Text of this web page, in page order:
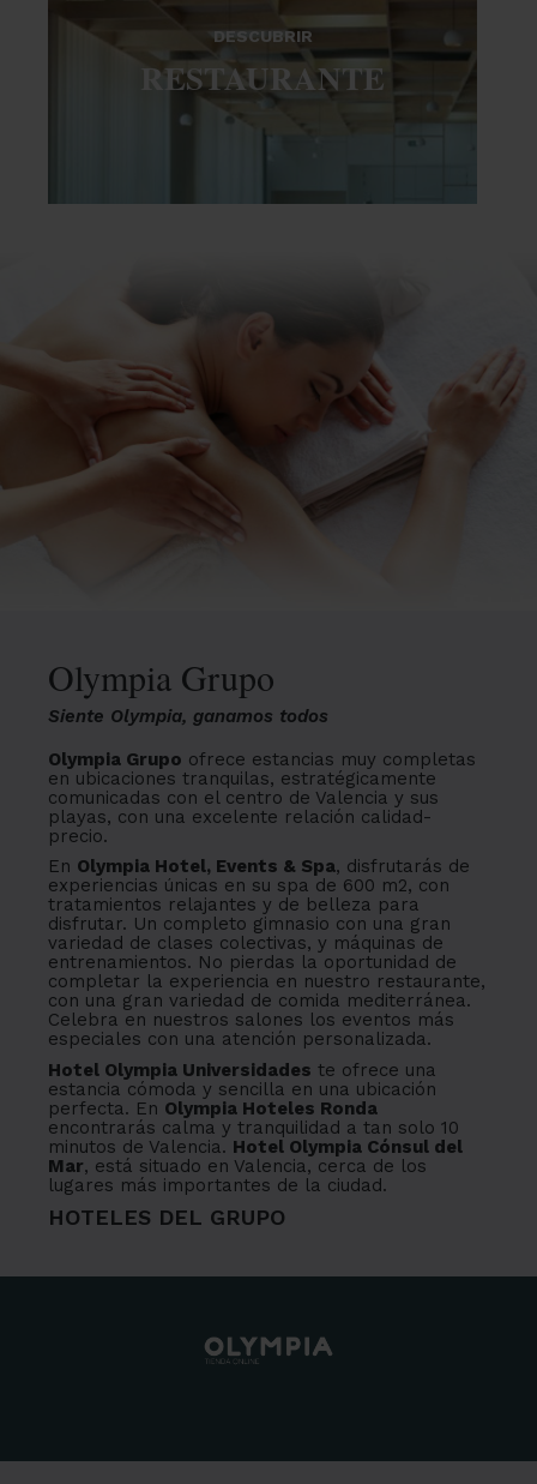
DESCUBRIR
RESTAURANTE
Olympia Grupo
Siente Olympia, ganamos todos
Olympia Grupo ofrece estancias muy completas
en ubicaciones tranquilas, estratégicamente
comunicadas con el centro de Valencia y sus
playas, con una excelente relación calidad-
precio.
En Olympia Hotel, Events & Spa, disfrutarás de
experiencias únicas en su spa de 600 m2, con
tratamientos relajantes y de belleza para
disfrutar. Un completo gimnasio con una gran
variedad de clases colectivas, y máquinas de
entrenamientos. No pierdas la oportunidad de
completar la experiencia en nuestro restaurante,
con una gran variedad de comida mediterránea.
Celebra en nuestros salones los eventos más
especiales con una atención personalizada.
Hotel Olympia Universidades te ofrece una
estancia cómoda y sencilla en una ubicación
perfecta. En Olympia Hoteles Ronda
encontrarás calma y tranquilidad a tan solo 10
minutos de Valencia. Hotel Olympia Cónsul del
Mar, está situado en Valencia, cerca de los
lugares más importantes de la ciudad.
HOTELES DEL GRUPO